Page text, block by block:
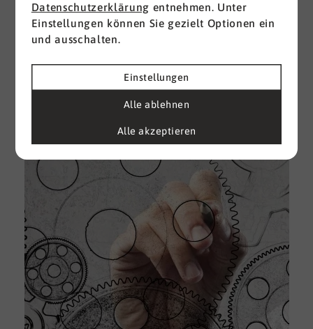
Datenschutzerklärung entnehmen. Unter
Einstellungen können Sie gezielt Optionen ein
und ausschalten.
Einstellungen
Alle ablehnen
Alle akzeptieren